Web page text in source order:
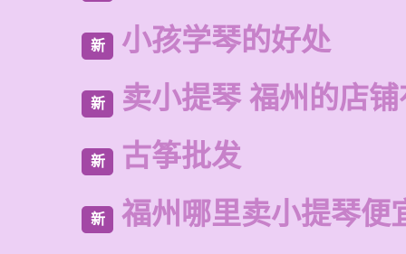
新 小孩学琴的好处
新 卖小提琴 福州的店
新 古筝批发
新 福州哪里卖小提琴便